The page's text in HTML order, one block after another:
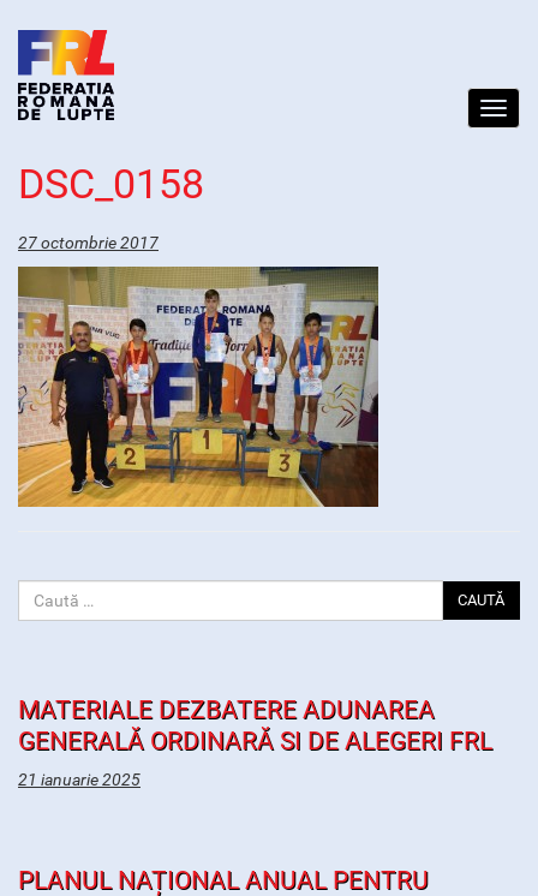
DSC_0158
27 octombrie 2017
CAUTĂ
MATERIALE DEZBATERE ADUNAREA
GENERALĂ ORDINARĂ SI DE ALEGERI FRL
21 ianuarie 2025
PLANUL NAȚIONAL ANUAL PENTRU